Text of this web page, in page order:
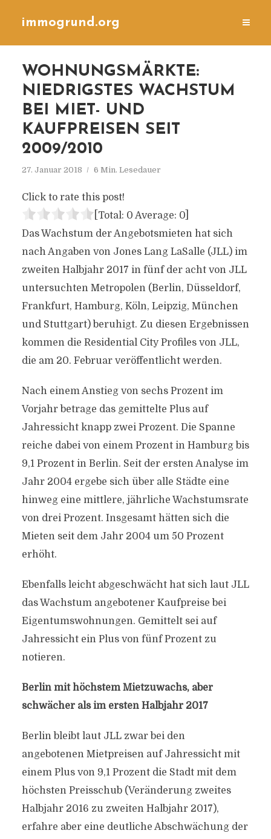
immogrund.org
WOHNUNGSMÄRKTE:
NIEDRIGSTES WACHSTUM
BEI MIET- UND
KAUFPREISEN SEIT
2009/2010
27. Januar 2018 6 Min. Lesedauer
Click to rate this post!
[Total: 0 Average: 0]
Das Wachstum der Angebotsmieten hat sich
nach Angaben von Jones Lang LaSalle (JLL) im
zweiten Halbjahr 2017 in fünf der acht von JLL
untersuchten Metropolen (Berlin, Düsseldorf,
Frankfurt, Hamburg, Köln, Leipzig, München
und Stuttgart) beruhigt. Zu diesen Ergebnissen
kommen die Residential City Profiles von JLL,
die am 20. Februar veröffentlicht werden.
Nach einem Anstieg von sechs Prozent im
Vorjahr betrage das gemittelte Plus auf
Jahressicht knapp zwei Prozent. Die Spanne
reiche dabei von einem Prozent in Hamburg bis
9,1 Prozent in Berlin. Seit der ersten Analyse im
Jahr 2004 ergebe sich über alle Städte eine
hinweg eine mittlere, jährliche Wachstumsrate
von drei Prozent. Insgesamt hätten sich die
Mieten seit dem Jahr 2004 um 50 Prozent
erhöht.
Ebenfalls leicht abgeschwächt hat sich laut JLL
das Wachstum angebotener Kaufpreise bei
Eigentumswohnungen. Gemittelt sei auf
Jahressicht ein Plus von fünf Prozent zu
notieren.
Berlin mit höchstem Mietzuwachs, aber
schwächer als im ersten Halbjahr 2017
Berlin bleibt laut JLL zwar bei den
angebotenen Mietpreisen auf Jahressicht mit
einem Plus von 9,1 Prozent die Stadt mit dem
höchsten Preisschub (Veränderung zweites
Halbjahr 2016 zu zweiten Halbjahr 2017),
erfahre aber eine deutliche Abschwächung der